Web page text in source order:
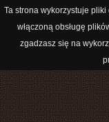
Ta strona wykorzystuje
włączoną obsługę
zgadzasz się na